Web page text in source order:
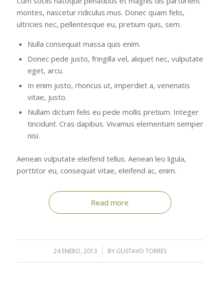
montes, nascetur ridiculus mus. Donec quam felis,
ultricies nec, pellentesque eu, pretium quis, sem.
Nulla consequat massa quis enim.
Donec pede justo, fringilla vel, aliquet nec, vulputate
eget, arcu.
In enim justo, rhoncus ut, imperdiet a, venenatis
vitae, justo.
Nullam dictum felis eu pede mollis pretium. Integer
tincidunt. Cras dapibus. Vivamus elementum semper
nisi.
Aenean vulputate eleifend tellus. Aenean leo ligula,
porttitor eu, consequat vitae, eleifend ac, enim.
Read more
24 ENERO, 2013
/ BY GUSTAVO TORRES